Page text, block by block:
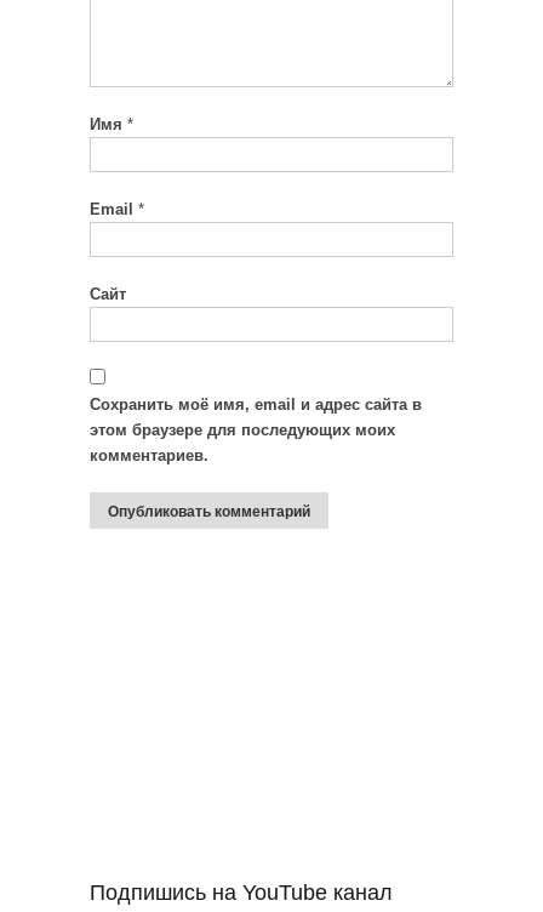
Имя *
Email *
Сайт
Сохранить моё имя, email и адрес сайта в
этом браузере для последующих моих
комментариев.
Подпишись на YouTube канал